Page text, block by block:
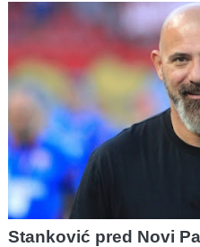
Stanković pred Novi